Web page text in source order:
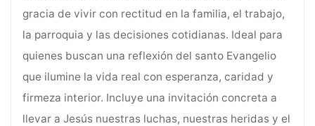
gracia de vivir con rectitud en la familia, el trabajo,
la parroquia y las decisiones cotidianas. Ideal para
quienes buscan una reflexión del santo Evangelio
que ilumine la vida real con esperanza, caridad y
firmeza interior. Incluye una invitación concreta a
llevar a Jesús nuestras luchas, nuestras heridas y el